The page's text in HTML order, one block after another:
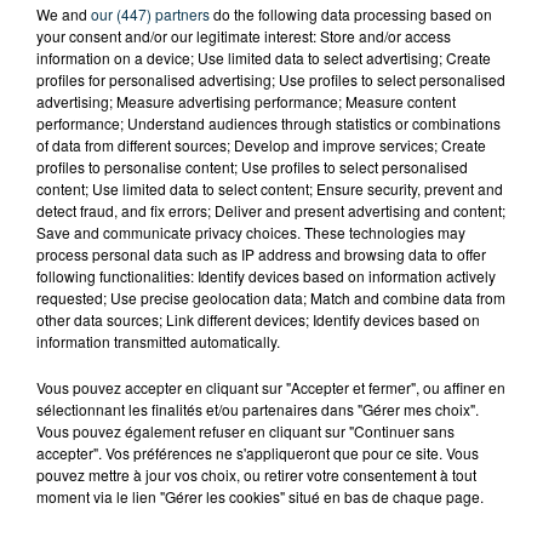
TITRES DIFFUSÉS
13h15
13h15 13h10
13h10
We and our (447) partnersdo the following data processing based on
your consent and/or our legitimate interest: Store and/or access
information on a device; Use limited data to select advertising; Create
profiles for personalised advertising; Use profiles to select personalised
advertising; Measure advertising performance; Measure content
performance; Understand audiences through statistics or combinations
of data from different sources; Develop and improve services; Create
profiles to personalise content; Use profiles to select personalised
content; Use limited data to select content; Ensure security, prevent and
detect fraud, and fix errors; Deliver and present advertising and content;
Save and communicate privacy choices. These technologies may
process personal data such as IP address and browsing data to offer
following functionalities: Identify devices based on information actively
requested; Use precise geolocation data; Match and combine data from
other data sources; Link different devices; Identify devices based on
information transmitted automatically.
Vous pouvez accepter en cliquant sur "Accepter et fermer", ou affiner en
sélectionnant les finalités et/ou partenaires dans "Gérer mes choix".
Vous pouvez également refuser en cliquant sur "Continuer sans
accepter". Vos préférences ne s'appliqueront que pour ce site. Vous
pouvez mettre à jour vos choix, ou retirer votre consentement à tout
moment via le lien "Gérer les cookies" situé en bas de chaque page.